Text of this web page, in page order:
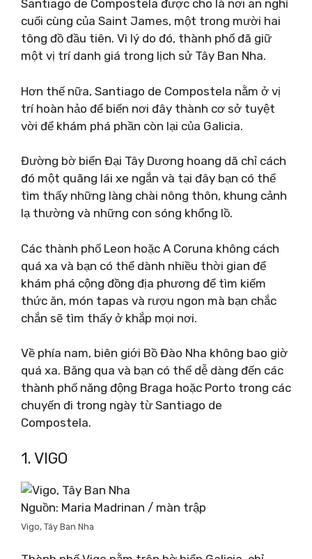
Santiago de Compostela được cho là nơi an nghỉ
cuối cùng của Saint James, một trong mười hai
tông đồ đầu tiên. Vì lý do đó, thành phố đã giữ
một vị trí danh giá trong lịch sử Tây Ban Nha.
Hơn thế nữa, Santiago de Compostela nằm ở vị
trí hoàn hảo để biến nơi đây thành cơ sở tuyệt
vời để khám phá phần còn lại của Galicia.
Đường bờ biển Đại Tây Dương hoang dã chỉ cách
đó một quãng lái xe ngắn và tại đây bạn có thể
tìm thấy những làng chài nông thôn, khung cảnh
lạ thường và những con sóng khổng lồ.
Các thành phố Leon hoặc A Coruna không cách
quá xa và bạn có thể dành nhiều thời gian để
khám phá cộng đồng địa phương để tìm kiếm
thức ăn, món tapas và rượu ngon mà bạn chắc
chắn sẽ tìm thấy ở khắp mọi nơi.
Về phía nam, biên giới Bồ Đào Nha không bao giờ
quá xa. Băng qua và bạn có thể dễ dàng đến các
thành phố năng động Braga hoặc Porto trong các
chuyến đi trong ngày từ Santiago de
Compostela.
1. VIGO
Nguồn: Maria Madrinan / màn trập
Vigo, Tây Ban Nha